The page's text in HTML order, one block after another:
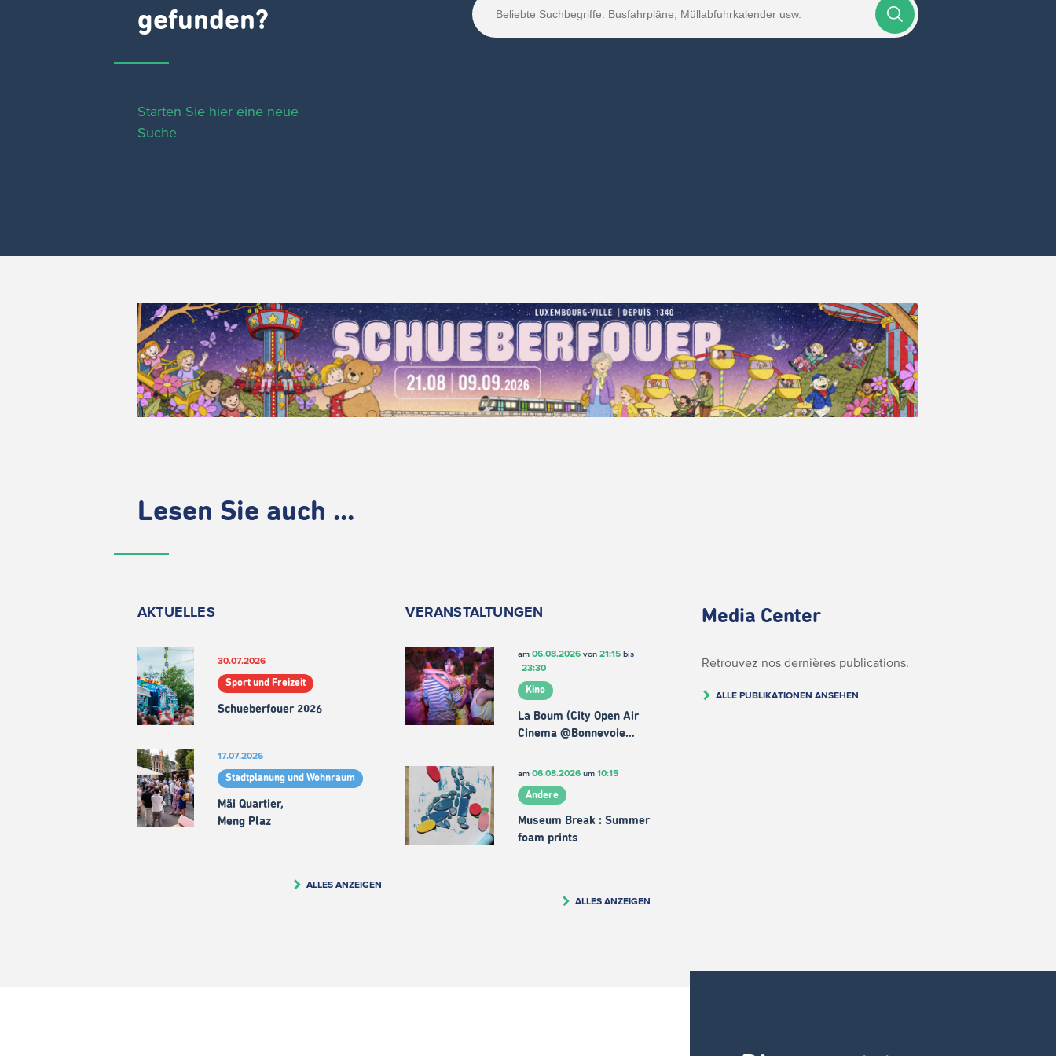
gefunden?
Starten Sie hier eine neue
Suche
Lesen Sie auch ...
AKTUELLES
30.07.2026
Sport und Freizeit
Schueberfouer 2026
17.07.2026
Stadtplanung und Wohnraum
Mäi Quartier,
Meng Plaz
ALLES ANZEIGEN
VERANSTALTUNGEN
am 06.08.2026von 21:15bis
23:30
Kino
La Boum (City Open Air
Cinema @Bonnevoie…
am 06.08.2026um 10:15
Andere
Museum Break : Summer
foam prints
ALLES ANZEIGEN
Media Center
Retrouvez nos dernières publications.
ALLE PUBLIKATIONEN ANSEHEN